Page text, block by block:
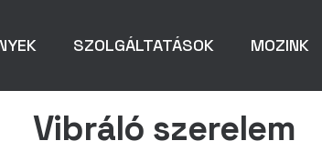
SZOLGÁLTATÁSOK MOZINK
Vibráló szerelem